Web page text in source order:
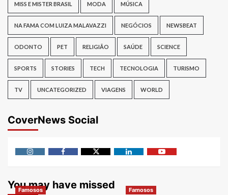
MISS E MISTER BRASIL MODA MÚSICA
NA FAMA COM LUIZA MALAVAZZI NEGÓCIOS NEWSBEAT
ODONTO PET RELIGIÃO SAÚDE SCIENCE
SPORTS STORIES TECH TECNOLOGIA TURISMO
TV UNCATEGORIZED VIAGENS WORLD
CoverNews Social
You may have missed
Famosos Famosos